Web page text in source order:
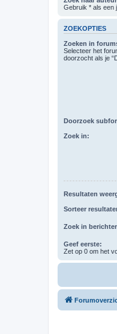
Gebruik * als een
ZOEKOPTIES
Zoeken in
Selecteer het
doorzocht als je
Doorzoek
Zoek in:
Resultaten
Sorteer
Zoek in
Geef eerste:
Zet op 0 om het